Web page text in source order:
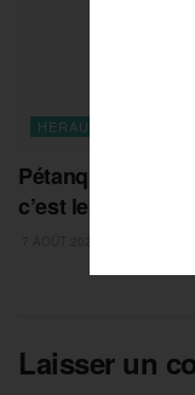
HERAULT
Pétanque –
c’est le
Laisser un